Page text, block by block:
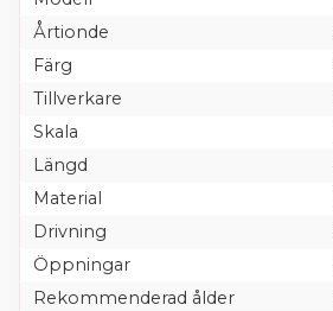
Årtionde
Färg
Tillverkare
Skala
Längd
Material
Drivning
Öppningar
Rekommenderad ålder